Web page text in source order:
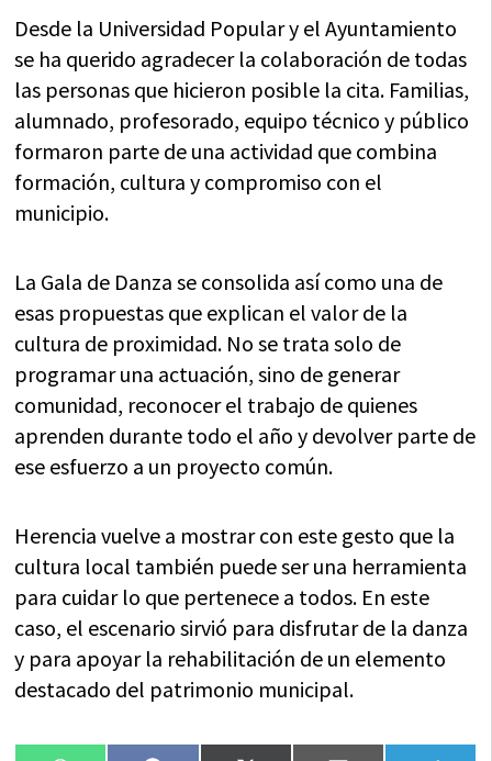
Desde la Universidad Popular y el Ayuntamiento
se ha querido agradecer la colaboración de todas
las personas que hicieron posible la cita. Familias,
alumnado, profesorado, equipo técnico y público
formaron parte de una actividad que combina
formación, cultura y compromiso con el
municipio.
La Gala de Danza se consolida así como una de
esas propuestas que explican el valor de la
cultura de proximidad. No se trata solo de
programar una actuación, sino de generar
comunidad, reconocer el trabajo de quienes
aprenden durante todo el año y devolver parte de
ese esfuerzo a un proyecto común.
Herencia vuelve a mostrar con este gesto que la
cultura local también puede ser una herramienta
para cuidar lo que pertenece a todos. En este
caso, el escenario sirvió para disfrutar de la danza
y para apoyar la rehabilitación de un elemento
destacado del patrimonio municipal.